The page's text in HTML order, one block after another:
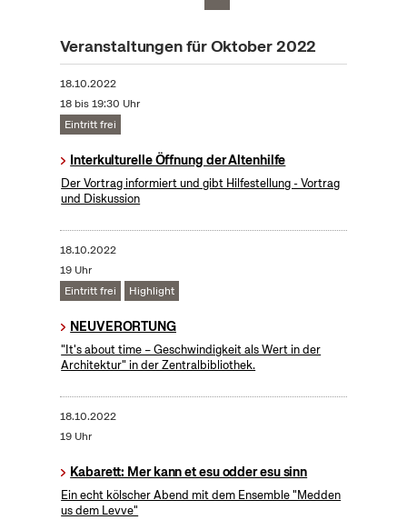
Veranstaltungen für Oktober 2022
18.10.2022
18 bis 19:30 Uhr
Eintritt frei
Interkulturelle Öffnung der Altenhilfe
Der Vortrag informiert und gibt Hilfestellung - Vortrag
und Diskussion
18.10.2022
19 Uhr
Eintritt frei
Highlight
NEUVERORTUNG
"It's about time – Geschwindigkeit als Wert in der
Architektur" in der Zentralbibliothek.
18.10.2022
19 Uhr
Kabarett: Mer kann et esu odder esu sinn
Ein echt kölscher Abend mit dem Ensemble "Medden
us dem Levve"